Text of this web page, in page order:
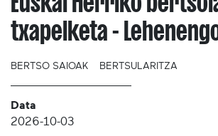
txapelketa -
BERTSO SAIOAK BERTSULARITZA
Data
2026-10-03